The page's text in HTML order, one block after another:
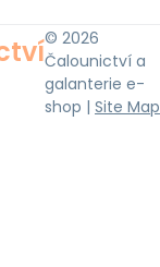
© 2026
Čalounictví a
galanterie e-
shop | Site Map